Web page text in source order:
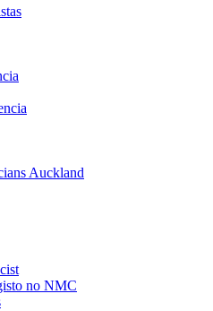
Auckland
no NMC